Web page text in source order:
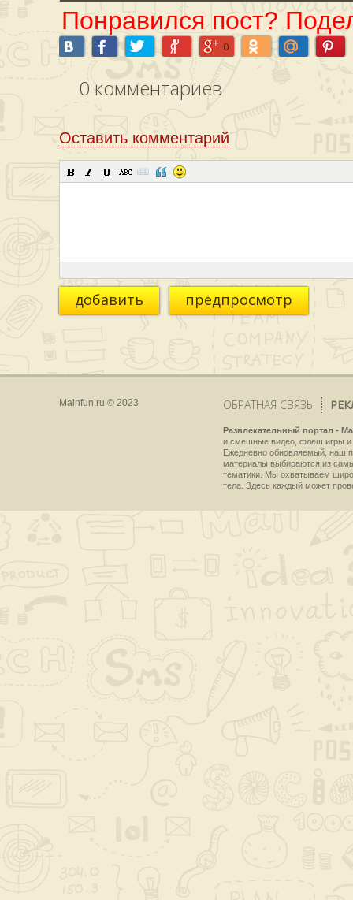
Понравился пост?
0
0 комментариев
Оставить комментарий
добавить предпросмотр
Mainfun.ru © 2023 ОБРАТНАЯ СВЯЗЬ
Развлекательный портал -
и смешные видео, флеш игры и
Ежедневно обновляемый, наш
материалы выбираются из
тематики. Мы охватываем
тела. Здесь каждый может